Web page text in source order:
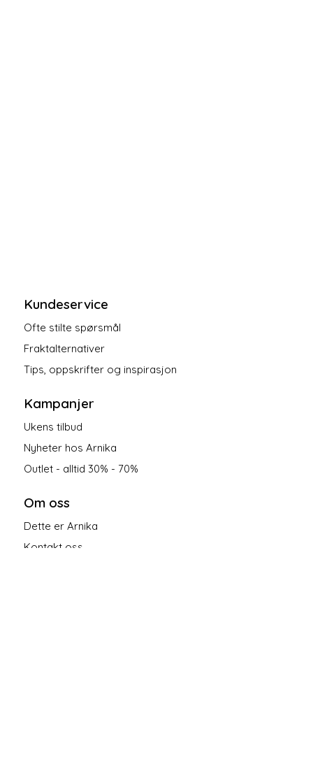
Kundeservice
Ofte stilte spørsmål
Fraktalternativer
Tips, oppskrifter og inspirasjon
Kampanjer
Ukens tilbud
Nyheter hos Arnika
Outlet - alltid 30% - 70%
Om oss
Dette er Arnika
Kontakt oss